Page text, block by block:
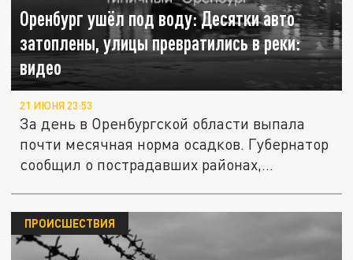
Оренбург ушёл под воду: Десятки авто
затоплены, улицы превратились в реки:
видео
21 ИЮНЯ 23:53
За день в Оренбургской области выпала
почти месячная норма осадков. Губернатор
сообщил о пострадавших районах,...
ПРОИСШЕСТВИЯ